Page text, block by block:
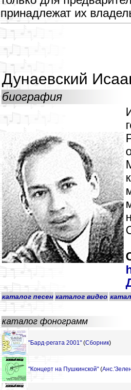
принадлежат их
Дунаевский
биография
каталог песен каталог видео
каталог фонограмм
"Бард-регата 2001" (Сборник)
"Концерт на Пушкинской" (